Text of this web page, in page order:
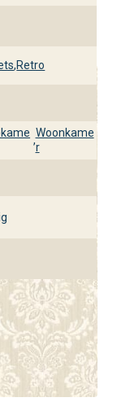
elf en de
Of je nu op
moderne twist,
om jouw
,Retro
,
Woonkame
r